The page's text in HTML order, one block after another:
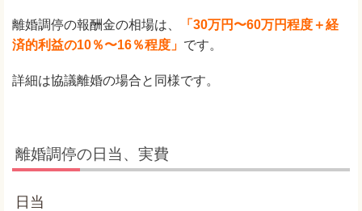
離婚調停の報酬金の相場は、
「30万円〜60万円程度＋経
済的利益の10％〜16％程度」 です。
詳細は協議離婚の場合と同様です。
離婚調停の日当、実費
日当